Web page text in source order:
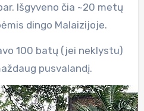
Išgyveno čia ~20 metų
dingo Malaizijoje.
100 batų (jei neklystu)
pusvalandį.